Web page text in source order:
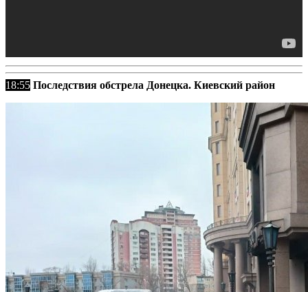
18:55 Последствия обстрела Донецка. Киевский район